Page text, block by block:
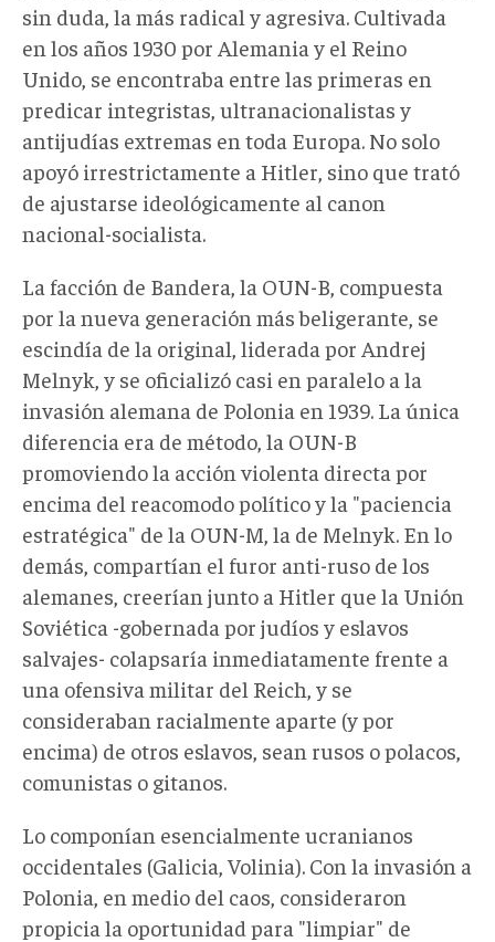
sin duda, la más radical y agresiva. Cultivada
en los años 1930 por Alemania y el Reino
Unido, se encontraba entre las primeras en
predicar integristas, ultranacionalistas y
antijudías extremas en toda Europa. No solo
apoyó irrestrictamente a Hitler, sino que trató
de ajustarse ideológicamente al canon
nacional-socialista.
La facción de Bandera, la OUN-B, compuesta
por la nueva generación más beligerante, se
escindía de la original, liderada por Andrej
Melnyk, y se oficializó casi en paralelo a la
invasión alemana de Polonia en 1939. La única
diferencia era de método, la OUN-B
promoviendo la acción violenta directa por
encima del reacomodo político y la "paciencia
estratégica" de la OUN-M, la de Melnyk. En lo
demás, compartían el furor anti-ruso de los
alemanes, creerían junto a Hitler que la Unión
Soviética -gobernada por judíos y eslavos
salvajes- colapsaría inmediatamente frente a
una ofensiva militar del Reich, y se
consideraban racialmente aparte (y por
encima) de otros eslavos, sean rusos o polacos,
comunistas o gitanos.
Lo componían esencialmente ucranianos
occidentales (Galicia, Volinia). Con la invasión a
Polonia, en medio del caos, consideraron
propicia la oportunidad para "limpiar" de